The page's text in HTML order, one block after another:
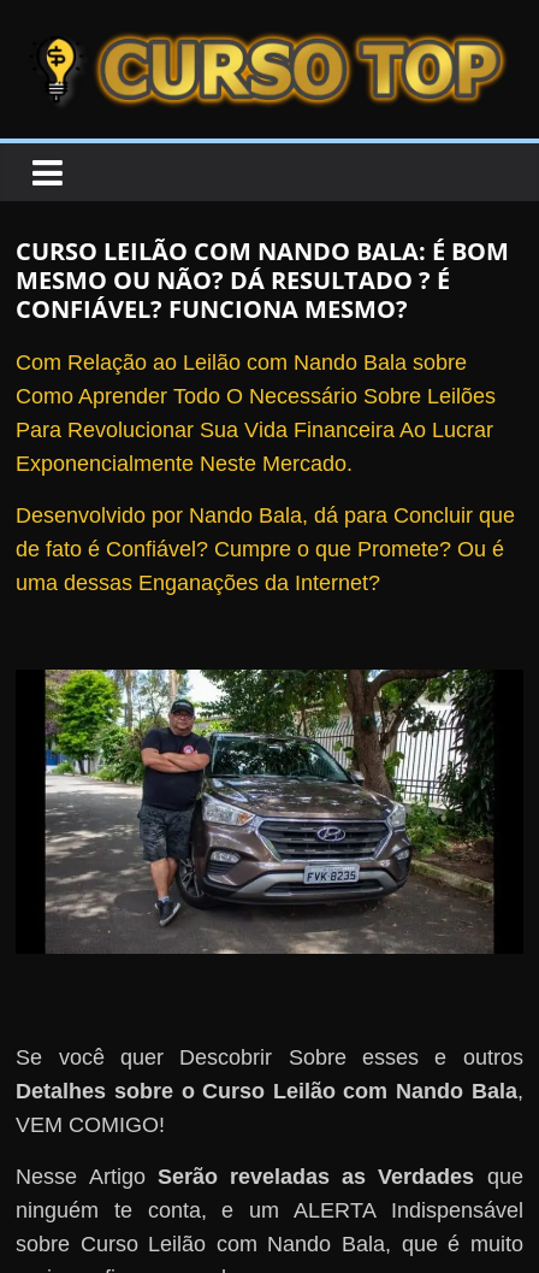
CURSOTOP
s
e
l
o
r
e
s
CURSO LEILÃO COM NANDO BALA: É BOM
MESMO OU NÃO? DÁ RESULTADO ? É
CONFIÁVEL? FUNCIONA MESMO?
Com Relação ao Leilão com Nando Bala sobre
Como Aprender Todo O Necessário Sobre Leilões
Para Revolucionar Sua Vida Financeira Ao Lucrar
Exponencialmente Neste Mercado.
Desenvolvido por Nando Bala, dá para Concluir que
de fato é Confiável? Cumpre o que Promete? Ou é
uma dessas Enganações da Internet?
Se você quer Descobrir Sobre esses e outros
Detalhes sobre o Curso Leilão com Nando Bala,
VEM COMIGO!
Nesse Artigo Serão reveladas as Verdades que
ninguém te conta, e um ALERTA Indispensável
sobre Curso Leilão com Nando Bala, que é muito